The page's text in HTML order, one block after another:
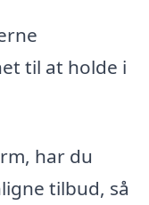
til at holde i
har du
tilbud, så